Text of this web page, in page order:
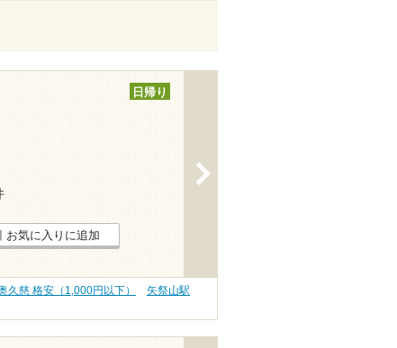
日帰り
お気に入りに追加
久慈 格安（1,000円以下）
矢祭山駅